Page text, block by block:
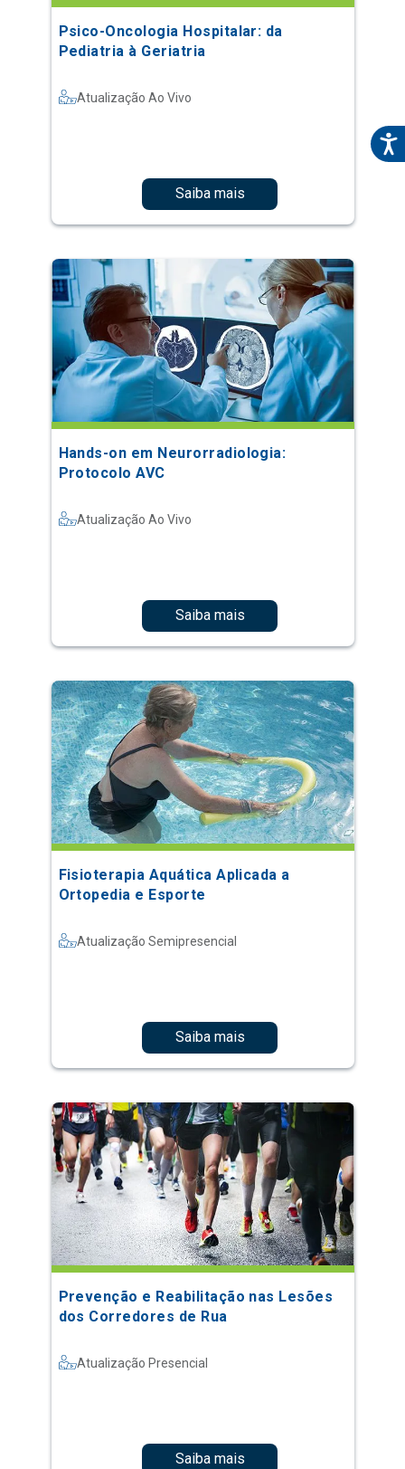
Psico-Oncologia Hospitalar: da
Pediatria à Geriatria
Atualização Ao Vivo
Saiba mais
Hands-on em Neurorradiologia:
Protocolo AVC
Atualização Ao Vivo
Saiba mais
Fisioterapia Aquática Aplicada a
Ortopedia e Esporte
Atualização Semipresencial
Saiba mais
Prevenção e Reabilitação nas Lesões
dos Corredores de Rua
Atualização Presencial
Saiba mais